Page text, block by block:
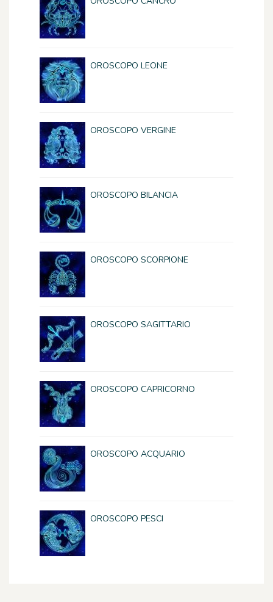
OROSCOPO LEONE
OROSCOPO VERGINE
OROSCOPO BILANCIA
OROSCOPO SCORPIONE
OROSCOPO SAGITTARIO
OROSCOPO CAPRICORNO
OROSCOPO ACQUARIO
OROSCOPO PESCI